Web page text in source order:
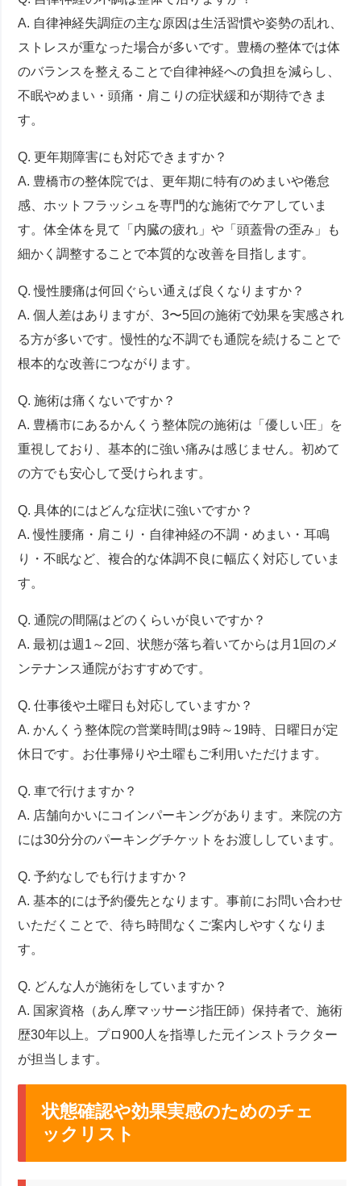
A. 自律神経失調症の主な原因は生活習慣や姿勢の乱れ、
ストレスが重なった場合が多いです。豊橋の整体では体
のバランスを整えることで自律神経への負担を減らし、
不眠やめまい・頭痛・肩こりの症状緩和が期待できま
す。
Q. 更年期障害にも対応できますか？
A. 豊橋市の整体院では、更年期に特有のめまいや倦怠
感、ホットフラッシュを専門的な施術でケアしていま
す。体全体を見て「内臓の疲れ」や「頭蓋骨の歪み」も
細かく調整することで本質的な改善を目指します。
Q. 慢性腰痛は何回ぐらい通えば良くなりますか？
A. 個人差はありますが、3〜5回の施術で効果を実感され
る方が多いです。慢性的な不調でも通院を続けることで
根本的な改善につながります。
Q. 施術は痛くないですか？
A. 豊橋市にあるかんくう整体院の施術は「優しい圧」を
重視しており、基本的に強い痛みは感じません。初めて
の方でも安心して受けられます。
Q. 具体的にはどんな症状に強いですか？
A. 慢性腰痛・肩こり・自律神経の不調・めまい・耳鳴
り・不眠など、複合的な体調不良に幅広く対応していま
す。
Q. 通院の間隔はどのくらいが良いですか？
A. 最初は週1～2回、状態が落ち着いてからは月1回のメ
ンテナンス通院がおすすめです。
Q. 仕事後や土曜日も対応していますか？
A. かんくう整体院の営業時間は9時～19時、日曜日が定
休日です。お仕事帰りや土曜もご利用いただけます。
Q. 車で行けますか？
A. 店舗向かいにコインパーキングがあります。来院の方
には30分分のパーキングチケットをお渡ししています。
Q. 予約なしでも行けますか？
A. 基本的には予約優先となります。事前にお問い合わせ
いただくことで、待ち時間なくご案内しやすくなりま
す。
Q. どんな人が施術をしていますか？
A. 国家資格（あん摩マッサージ指圧師）保持者で、施術
歴30年以上。プロ900人を指導した元インストラクター
が担当します。
状態確認や効果実感のためのチェ
ックリスト